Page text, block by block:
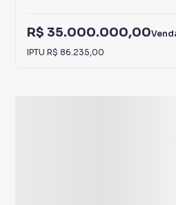
R$ 35.000.000,00
IPTU R$ 86.235,00